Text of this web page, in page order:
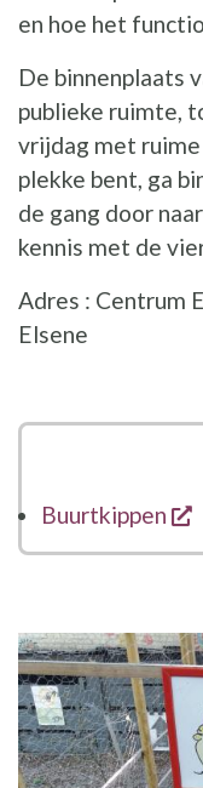
en hoe het
De binnenplaats
publieke ruimte,
vrijdag met
plekke bent, ga
de gang door
kennis met de
Adres : Centrum
Elsene
Buurtkippen